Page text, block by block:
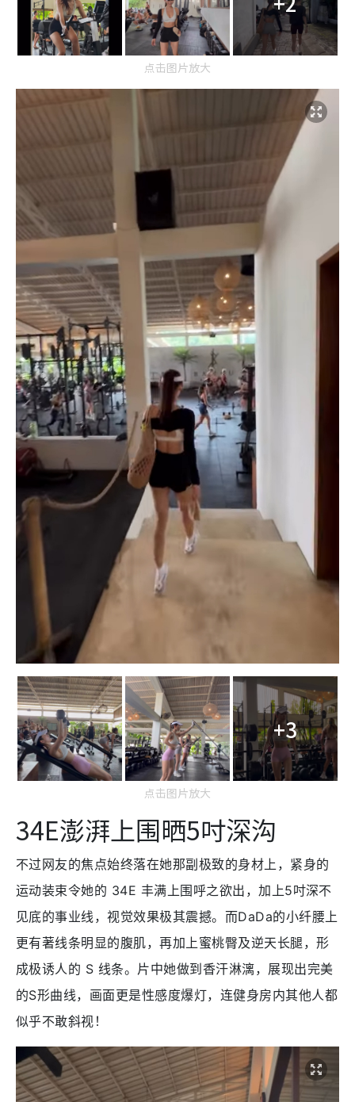
点击图片放大
+3
点击图片放大
34E澎湃上围晒5吋深沟
不过网友的焦点始终落在她那副极致的身材上，紧身的
运动装束令她的 34E 丰满上围呼之欲出，加上5吋深不
见底的事业线，视觉效果极其震撼。而DaDa的小纤腰上
更有著线条明显的腹肌，再加上蜜桃臀及逆天长腿，形
成极诱人的 S 线条。片中她做到香汗淋漓，展现出完美
的S形曲线，画面更是性感度爆灯，连健身房内其他人都
似乎不敢斜视！